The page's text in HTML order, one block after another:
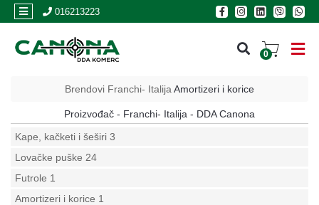
016213223
0
Brendovi Franchi- Italija Amortizeri i korice
Proizvođač - Franchi- Italija - DDA Canona
Kape, kačketi i šeširi 3
Lovačke puške 24
Futrole 1
Amortizeri i korice 1